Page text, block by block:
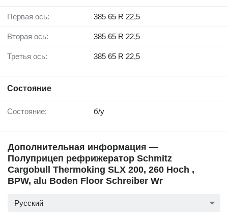
Первая ось: 385 65 R 22,5
Вторая ось: 385 65 R 22,5
Третья ось: 385 65 R 22,5
Состояние
Состояние: б/у
Дополнительная информация —
Полуприцеп рефрижератор Schmitz
Cargobull Thermoking SLX 200, 260 Hoch ,
BPW, alu Boden Floor Schreiber Wr
Русский